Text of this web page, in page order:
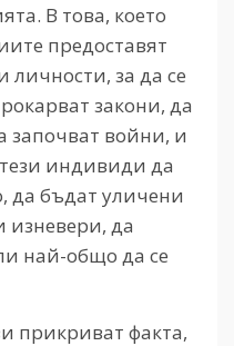
В това, което
предоставят
личности, за да се
закони, да
започват войни, и
индивиди да
да бъдат уличени
изневери, да
най-общо да се
прикриват факта,